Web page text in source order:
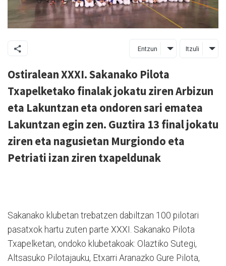
Entzun Itzuli
Ostiralean XXXI. Sakanako Pilota
Txapelketako finalak jokatu ziren Arbizun
eta Lakuntzan eta ondoren sari ematea
Lakuntzan egin zen. Guztira 13 final jokatu
ziren eta nagusietan Murgiondo eta
Petriati izan ziren txapeldunak
Sakanako klubetan trebatzen dabiltzan 100 pilotari
pasatxok hartu zuten parte XXXI. Sakanako Pilota
Txapelketan, ondoko klubetakoak: Olaztiko Sutegi,
Altsasuko Pilotajauku, Etxarri Aranazko Gure Pilota,